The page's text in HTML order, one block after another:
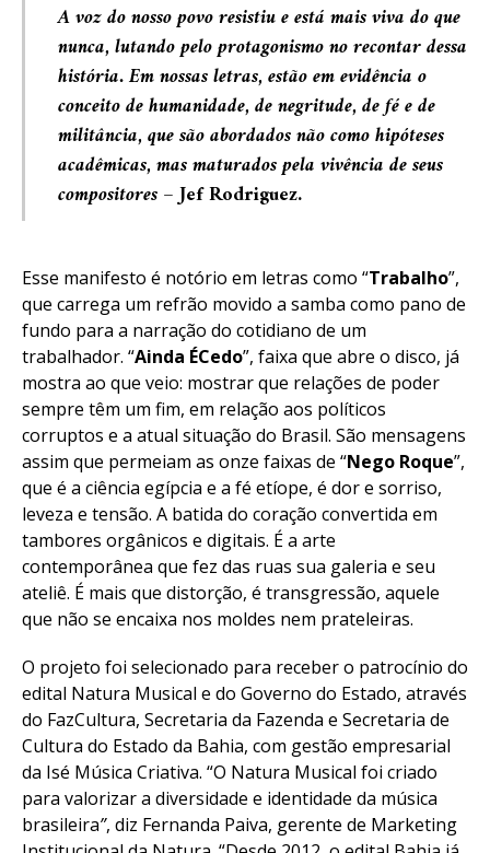
A voz do nosso povo resistiu e está mais viva do que
nunca, lutando pelo protagonismo no recontar dessa
história. Em nossas letras, estão em evidência o
conceito de humanidade, de negritude, de fé e de
militância, que são abordados não como hipóteses
acadêmicas, mas maturados pela vivência de seus
compositores –Jef Rodriguez.
Esse manifesto é notório em letras como “Trabalho”,
que carrega um refrão movido a samba como pano de
fundo para a narração do cotidiano de um
trabalhador. “Ainda ÉCedo”, faixa que abre o disco, já
mostra ao que veio: mostrar que relações de poder
sempre têm um fim, em relação aos políticos
corruptos e a atual situação do Brasil. São mensagens
assim que permeiam as onze faixas de “Nego Roque”,
que é a ciência egípcia e a fé etíope, é dor e sorriso,
leveza e tensão. A batida do coração convertida em
tambores orgânicos e digitais. É a arte
contemporânea que fez das ruas sua galeria e seu
ateliê. É mais que distorção, é transgressão, aquele
que não se encaixa nos moldes nem prateleiras.
O projeto foi selecionado para receber o patrocínio do
edital Natura Musical e do Governo do Estado, através
do FazCultura, Secretaria da Fazenda e Secretaria de
Cultura do Estado da Bahia, com gestão empresarial
da Isé Música Criativa. “O Natura Musical foi criado
para valorizar a diversidade e identidade da música
brasileira”, diz Fernanda Paiva, gerente de Marketing